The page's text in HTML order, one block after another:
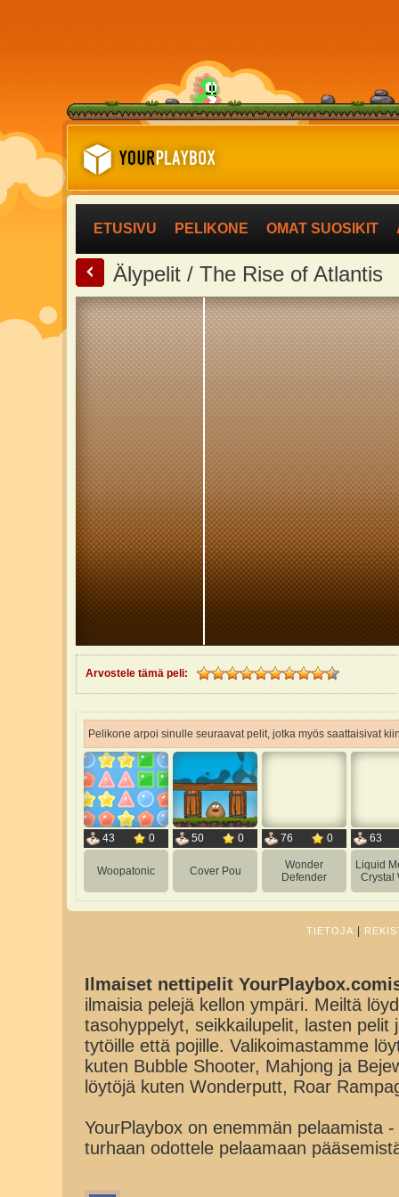
ETUSIVU PELIKONE OMAT SUOSIKIT
< Älypelit / The Rise of Atlantis
Arvostele tämä peli:
Pelikone arpoi sinulle seuraavat pelit, jotka myös saattaisivat
43 0
Woopatonic
50 0
Cover Pou
76 0
Wonder
Defender
63
Liquid
Crystal
TIETOJA
Ilmaiset nettipelit
ilmaisia pelejä kellon ympäri. Meiltä
tasohyppelyt, seikkailupelit, lasten
tytöille että pojille. Valikoimastamme
kuten Bubble Shooter, Mahjong ja
löytöjä kuten Wonderputt, Roar
YourPlaybox on enemmän pelaamista
turhaan odottele pelaamaan